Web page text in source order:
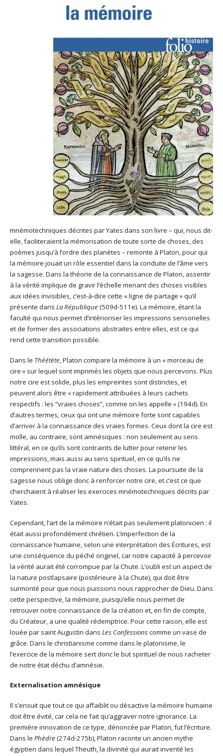
mnémotechniques décrites par Yates dans son livre – qui, nous dit-
elle, faciliteraient la mémorisation de toute sorte de choses, des
poèmes jusqu’à l’ordre des planètes – remonte à Platon, pour qui
la mémoire jouait un rôle essentiel dans la conduite de l’âme vers
la sagesse. Dans la théorie de la connaissance de Platon, assentir
à la vérité implique de gravir l’échelle menant des choses visibles
aux idées invisibles, c’est-à-dire cette « ligne de partage » qu’il
présente dans La République (509d-511e). La mémoire, étant la
faculté qui nous permet d’intérioriser les impressions sensorielles
et de former des associations abstraites entre elles, est ce qui
rend cette transition possible.
Dans le Théétète, Platon compare la mémoire à un « morceau de
cire » sur lequel sont imprimés les objets que nous percevons. Plus
notre cire est solide, plus les empreintes sont distinctes, et
peuvent alors être « rapidement attribuées à leurs cachets
respectifs : les “vraies choses”, comme on les appelle » (194d). En
d’autres termes, ceux qui ont une mémoire forte sont capables
d’arriver à la connaissance des vraies formes. Ceux dont la cire est
molle, au contraire, sont amnésiques : non seulement au sens
littéral, en ce qu’ils sont contraints de lutter pour retenir les
impressions, mais aussi au sens spirituel, en ce qu’ils ne
comprennent pas la vraie nature des choses. La poursuite de la
sagesse nous oblige donc à renforcer notre cire, et c’est ce que
cherchaient à réaliser les exercices mnémotechniques décrits par
Yates.
Cependant, l’art de la mémoire n’était pas seulement platonicien : il
était aussi profondément chrétien. L’imperfection de la
connaissance humaine, selon une interprétation des Écritures, est
une conséquence du péché originel, car notre capacité à percevoir
la vérité aurait été corrompue par la Chute. L’oubli est un aspect de
la nature postlapsaire (postérieure à la Chute), qui doit être
surmonté pour que nous puissions nous rapprocher de Dieu. Dans
cette perspective, la mémoire, puisqu’elle nous permet de
retrouver notre connaissance de la création et, en fin de compte,
du Créateur, a une qualité rédemptrice. Pour cette raison, elle est
louée par saint Augustin dans Les Confessionscomme un vase de
grâce. Dans le christianisme comme dans le platonisme, le
l’exercice de la mémoire sert donc le but spirituel de nous racheter
de notre état déchu d’amnésie.
Externalisation amnésique
Il s’ensuit que tout ce qui affaiblit ou désactive la mémoire humaine
doit être évité, car cela ne fait qu’aggraver notre ignorance. La
première innovation de ce type, dénoncée par Platon, fut l’écriture.
Dans le Phèdre (274d-275b), Platon raconte un ancien mythe
égyptien dans lequel Theuth, la divinité qui aurait inventé les